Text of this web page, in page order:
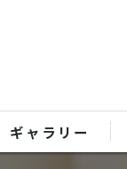
ギャラリー